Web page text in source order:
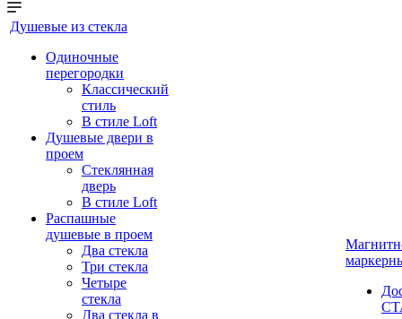
Душевые из стекла
Одиночные
перегородки
Классический
стиль
В стиле Loft
Душевые двери в
проем
Стеклянная
дверь
В стиле Loft
Распашные
душевые в проем
Два стекла
Три стекла
Четыре
стекла
Два стекла в